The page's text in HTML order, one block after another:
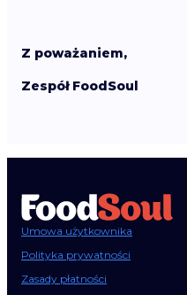
Z poważaniem,
Zespół FoodSoul
Umowa użytkownika
Polityka prywatności
Zasady płatności